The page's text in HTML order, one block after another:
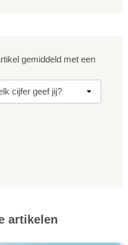
gemiddeld met een
artikelen